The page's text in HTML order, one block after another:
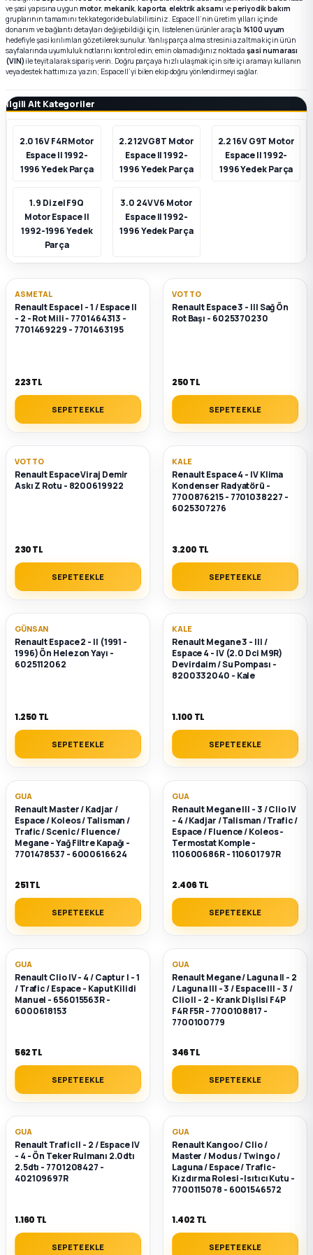
Parça
Parça
Parça
Parça
Megane E-TECH Yedek Parça
Sedan
Parça
Parça
Parça
Parça
Parça
ve şasi yapısına uygun motor, mekanik,kaporta,elektrik aksamı veperiyodik bakım
gruplarının tamamını tek kategoride bulabilirsiniz. Espace II’nin üretim yılları içinde
donanım ve bağlantı detayları değişebildiği için, listelenen ürünler araçla %100 uyum
hedefiyle şasi kırılımları gözetilerek sunulur. Yanlış parça alma stresini azaltmak için ürün
sayfalarında uyumluluk notlarını kontrol edin; emin olamadığınız noktada şasi numarası
(VIN) ile teyit alarak sipariş verin. Doğru parçaya hızlı ulaşmak için site içi aramayı kullanın
veya destek hattımıza yazın; Espace II’yi bilen ekip doğru yönlendirmeyi sağlar.
İlgili Alt Kategoriler
2.0 16V F4R Motor
Espace II 1992-
1996 Yedek Parça
2.2 12VG8T Motor
Espace II 1992-
1996 Yedek Parça
2.2 16V G9T Motor
Espace II 1992-
1996 Yedek Parça
1.9 Dizel F9Q
Motor Espace II
1992-1996 Yedek
Parça
3.0 24V V6 Motor
Espace II 1992-
1996 Yedek Parça
ASMETAL
Renault Espace I - 1 / Espace II
- 2 - Rot Mili - 7701464313 -
7701469229 - 7701463195
223 TL
SEPETE EKLE
VOTTO
Renault Espace 3 - III Sağ Ön
Rot Başı - 6025370230
250 TL
SEPETE EKLE
VOTTO
Renault Espace Viraj Demir
Askı Z Rotu - 8200619922
230 TL
SEPETE EKLE
KALE
Renault Espace 4 - IV Klima
Kondenser Radyatörü -
7700876215 - 7701038227 -
6025307276
3.200 TL
SEPETE EKLE
GÜNSAN
Renault Espace 2 - II (1991 -
1996) Ön Helezon Yayı -
6025112062
1.250 TL
SEPETE EKLE
KALE
Renault Megane 3 - III /
Espace 4 - IV (2.0 Dci M9R)
Devirdaim / Su Pompası -
8200332040 - Kale
1.100 TL
SEPETE EKLE
GUA
Renault Master / Kadjar /
Espace / Koleos / Talisman /
Trafic / Scenic / Fluence /
Megane - Yağ Filtre Kapağı -
7701478537 - 6000616624
251 TL
SEPETE EKLE
GUA
Renault Megane III - 3 / Clio IV
- 4 / Kadjar / Talisman / Trafic /
Espace / Fluence / Koleos -
Termostat Komple -
110600686R - 110601797R
2.406 TL
SEPETE EKLE
GUA
Renault Clio IV - 4 / Captur I - 1
/ Trafic / Espace - Kaput Kilidi
Manuel - 656015563R -
6000618153
562 TL
SEPETE EKLE
GUA
Renault Megane / Laguna II - 2
/ Laguna III - 3 / Espace III - 3 /
Clio II - 2 - Krank Dişlisi F4P
F4R F5R - 7700108817 -
7700100779
346 TL
SEPETE EKLE
GUA
Renault Trafic II - 2 / Espace IV
- 4 - Ön Teker Rulmanı 2.0dtı
2.5dtı - 7701208427 -
402109697R
1.160 TL
SEPETE EKLE
GUA
Renault Kangoo / Clio /
Master / Modus / Twingo /
Laguna / Espace / Trafic -
Kızdırma Rolesi -Isıtıcı Kutu -
7700115078 - 6001546572
1.402 TL
SEPETE EKLE